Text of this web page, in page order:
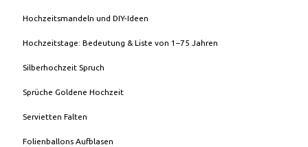
Hochzeitsmandeln und DIY-Ideen
Hochzeitstage: Bedeutung & Liste von 1–75 Jahren
Silberhochzeit Spruch
Sprüche Goldene Hochzeit
Servietten Falten
Folienballons Aufblasen